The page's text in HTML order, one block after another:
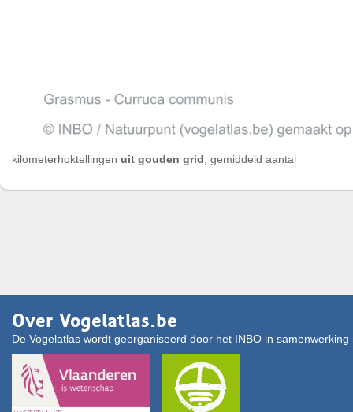
kilometerhoktellingen uit gouden grid , gemiddeld aantal
Over Vogelatlas.be
De Vogelatlas wordt georganiseerd door het INBO in